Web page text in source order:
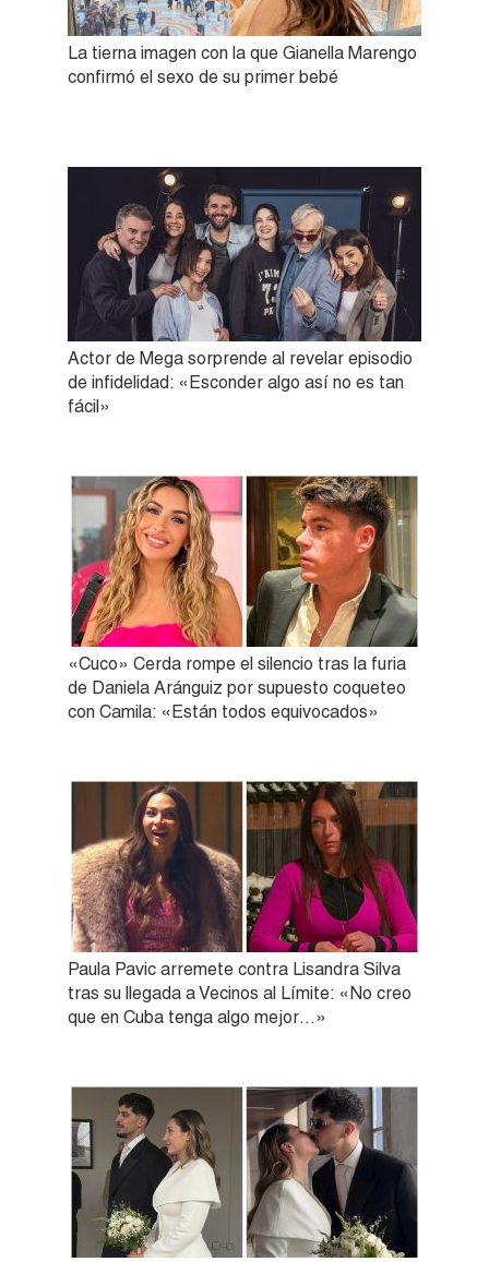
La tierna imagen con la que Gianella Marengo
confirmó el sexo de su primer bebé
Actor de Mega sorprende al revelar episodio
de infidelidad: «Esconder algo así no es tan
fácil»
«Cuco» Cerda rompe el silencio tras la furia
de Daniela Aránguiz por supuesto coqueteo
con Camila: «Están todos equivocados»
Paula Pavic arremete contra Lisandra Silva
tras su llegada a Vecinos al Límite: «No creo
que en Cuba tenga algo mejor…»